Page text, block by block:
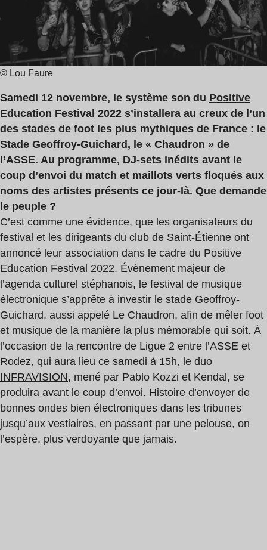
© Lou Faure
Samedi 12 novembre, le système son du Positive
Education Festival 2022 s’installera au creux de l’un
des stades de foot les plus mythiques de France : le
Stade Geoffroy-Guichard, le « Chaudron » de
l’ASSE. Au programme, DJ-sets inédits avant le
coup d’envoi du match et maillots verts floqués aux
noms des artistes présents ce jour-là. Que demande
le peuple ?
C’est comme une évidence, que les organisateurs du
festival et les dirigeants du club de Saint-Étienne ont
annoncé leur association dans le cadre du Positive
Education Festival 2022. Évènement majeur de
l’agenda culturel stéphanois, le festival de musique
électronique s’apprête à investir le stade Geoffroy-
Guichard, aussi appelé Le Chaudron, afin de mêler foot
et musique de la manière la plus mémorable qui soit. À
l’occasion de la rencontre de Ligue 2 entre l’ASSE et
Rodez, qui aura lieu ce samedi à 15h, le duo
INFRAVISION, mené par Pablo Kozzi et Kendal, se
produira avant le coup d’envoi. Histoire d’envoyer de
bonnes ondes bien électroniques dans les tribunes
jusqu’aux vestiaires, en passant par une pelouse, on
l’espère, plus verdoyante que jamais.